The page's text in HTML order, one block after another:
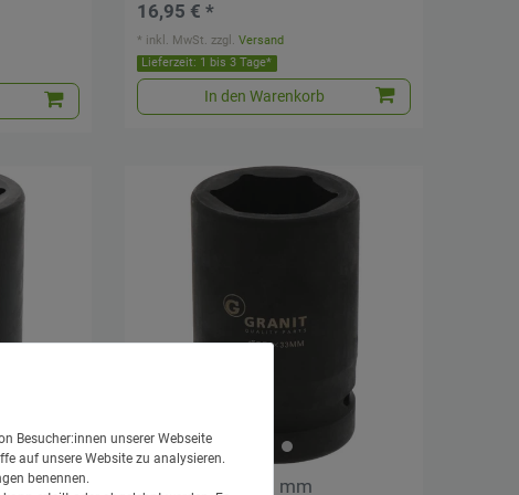
16,95 € *
Lieferzeit: 1 bis 3 Tage*
In den Warenkorb
* inkl. MwSt. zzgl.Versand
1" Stecknuss, 33 mm
Besucher:innen unserer Webseite
auf unsere Website zu analysieren.
benennen.